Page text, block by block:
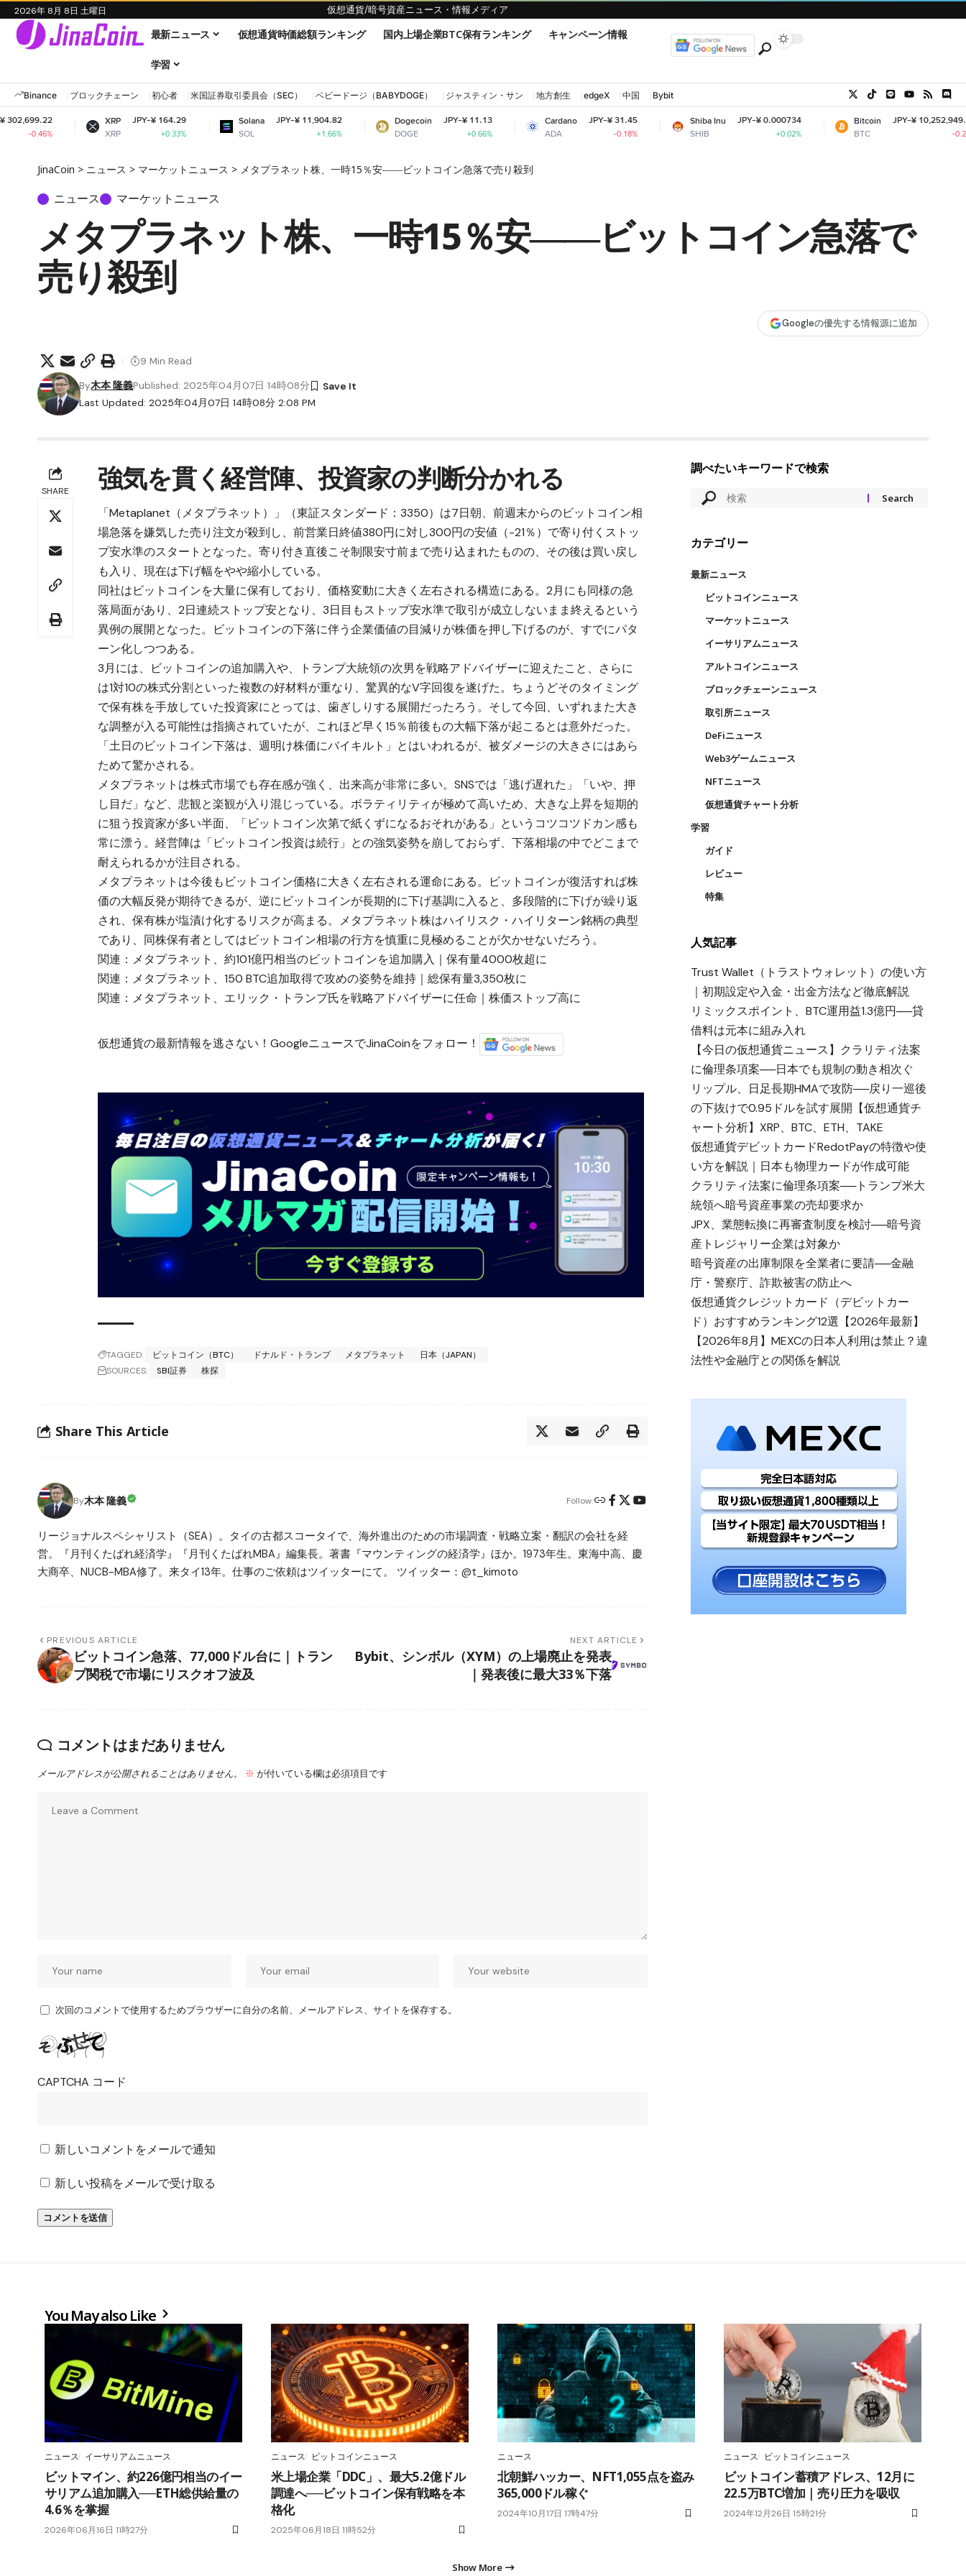
2026年 8月 8日 土曜日 仮想通貨/暗号資産ニュース・情報メディア
最新ニュース 仮想通貨時価総額ランキング 国内上場企業BTC保有ランキング キャンペーン情報
学習
Binance ブロックチェーン 初心者 米国証券取引委員会（SEC） ベビードージ（BABYDOGE） ジャスティン・サン 地方創生 edgeX 中国 Bybit
XRP
XRP
JPY-¥ 164.29
+0.33%
Solana
SOL
JPY-¥ 11,904.82
+1.66%
Dogecoin
DOGE
JPY-¥ 11.13
+0.66%
Cardano
ADA
JPY-¥ 31.45
-0.18%
Shiba Inu
SHIB
JPY-¥ 0.000734
Bitcoin
BTC
JPY-¥ 10,252,949.85
JinaCoin > ニュース > マーケットニュース > メタプラネット株、一時15％安――ビットコイン急落で売り殺到
ニュース マーケットニュース
メタプラネット株、一時15％安――ビットコイン急落で
売り殺到
Googleの優先する情報源に追加
Last Updated: 2025年04月07日 14時08分 2:08 PM
By木本 隆義Published: 2025年04月07日 14時08分
9 Min Read
SHARE 強気を貫く経営陣、投資家の判断分かれる
「Metaplanet（メタプラネット）」（東証スタンダード：3350）は7日朝、前週末からのビットコイン相
場急落を嫌気した売り注文が殺到し、前営業日終値380円に対し300円の安値（-21％）で寄り付くストッ
プ安水準のスタートとなった。寄り付き直後こそ制限安寸前まで売り込まれたものの、その後は買い戻し
も入り、現在は下げ幅をやや縮小している。
同社はビットコインを大量に保有しており、価格変動に大きく左右される構造にある。2月にも同様の急
落局面があり、2日連続ストップ安となり、3日目もストップ安水準で取引が成立しないまま終えるという
異例の展開となった。ビットコインの下落に伴う企業価値の目減りが株価を押し下げるのが、すでにパタ
ーン化しつつある。
3月には、
ビットコインの追加購入や、 トランプ大統領の次男を戦略アドバイザーに迎えたこと、さらに
は1対10の株式分割といった複数の好材料が重なり、驚異的なV字回復を遂げた。ちょうどそのタイミング
で保有株を手放していた投資家にとっては、歯ぎしりする展開だったろう。そして今回、いずれまた大き
な調整が入る可能性は指摘されていたが、これほど早く15％前後もの大幅下落が起こるとは意外だった。
「土日のビットコイン下落は、週明け株価にバイキルト」とはいわれるが、被ダメージの大きさにはあら
ためて驚かされる。
メタプラネットは株式市場でも存在感が強く、出来高が非常に多い。SNSでは「逃げ遅れた」「いや、押
し目だ」など、悲観と楽観が入り混じっている。ボラティリティが極めて高いため、大きな上昇を短期的
に狙う投資家が多い半面、「ビットコイン次第で紙くずになるおそれがある」というコツコツドカン感も
常に漂う。経営陣は「ビットコイン投資は続行」との強気姿勢を崩しておらず、下落相場の中でどこまで
耐えられるかが注目される。
メタプラネットは今後もビットコイン価格に大きく左右される運命にある。ビットコインが復活すれば株
価の大幅反発が期待できるが、逆にビットコインが長期的に下げ基調に入ると、多段階的に下げが繰り返
され、保有株が塩漬け化するリスクが高まる。メタプラネット株はハイリスク・ハイリターン銘柄の典型
であり、同株保有者としてはビットコイン相場の行方を慎重に見極めることが欠かせないだろう。
関連： メタプラネット、約101億円相当のビットコインを追加購入｜保有量4000枚超に
関連： メタプラネット、150 BTC追加取得で攻めの姿勢を維持｜総保有量3,350枚に
関連： メタプラネット、エリック・トランプ氏を戦略アドバイザーに任命｜株価ストップ高に
仮想通貨の最新情報を逃さない！GoogleニュースでJinaCoinをフォロー！
TAGGED: ビットコイン（BTC） ドナルド・トランプ メタプラネット
日本（JAPAN）
SOURCES:
SBI証券 株探
Share This Article
By木本 隆義 Follow:
リージョナルスペシャリスト（SEA）。タイの古都スコータイで、海外進出のための市場調査・戦略立案・翻訳の会社を経
営。『月刊くたばれ経済学』『月刊くたばれMBA』編集長。著書『マウンティングの経済学』ほか。1973年生。東海中高、慶
大商卒、NUCB-MBA修了。来タイ13年。仕事のご依頼はツイッターにて。 ツイッター：@t_kimoto
PREVIOUS ARTICLE
ビットコイン急落、77,000ドル台に｜トラン
プ関税で市場にリスクオフ波及
NEXT ARTICLE
Bybit、シンボル（XYM）の上場廃止を発表
｜発表後に最大33％下落
コメントはまだありません
メールアドレスが公開されることはありません。 ※ が付いている欄は必須項目です
次回のコメントで使用するためブラウザーに自分の名前、メールアドレス、サイトを保存する。
CAPTCHA コード
新しいコメントをメールで通知
新しい投稿をメールで受け取る
調べたいキーワードで検索
カテゴリー
最新ニュース
ビットコインニュース
マーケットニュース
イーサリアムニュース
アルトコインニュース
ブロックチェーンニュース
取引所ニュース
DeFiニュース
Web3ゲームニュース
NFTニュース
仮想通貨チャート分析
学習
ガイド
レビュー
特集
人気記事
Trust Wallet（トラストウォレット）の使い方
｜初期設定や入金・出金方法など徹底解説
リミックスポイント、BTC運用益1.3億円──貸
借料は元本に組み入れ
【今日の仮想通貨ニュース】クラリティ法案
に倫理条項案──日本でも規制の動き相次ぐ
リップル、日足長期HMAで攻防──戻り一巡後
の下抜けで0.95ドルを試す展開【仮想通貨チ
ャート分析】XRP、BTC、ETH、TAKE
仮想通貨デビットカードRedotPayの特徴や使
い方を解説｜日本も物理カードが作成可能
クラリティ法案に倫理条項案──トランプ米大
統領へ暗号資産事業の売却要求か
JPX、業態転換に再審査制度を検討──暗号資
産トレジャリー企業は対象か
暗号資産の出庫制限を全業者に要請──金融
庁・警察庁、詐欺被害の防止へ
仮想通貨クレジットカード（デビットカー
ド）おすすめランキング12選【2026年最新】
【2026年8月】MEXCの日本人利用は禁止？違
法性や金融庁との関係を解説
You May also Like
ニュース イーサリアムニュース
ビットマイン、約226億円相当のイー
サリアム追加購入──ETH総供給量の
4.6％を掌握
2026年06月16日 11時27分
ニュース ビットコインニュース
米上場企業「DDC」、最大5.2億ドル
調達へ──ビットコイン保有戦略を本
格化
2025年06月18日 11時52分
ニュース
北朝鮮ハッカー、NFT1,055点を盗み
365,000ドル稼ぐ
2024年10月17日 17時47分
ニュース ビットコインニュース
ビットコイン蓄積アドレス、12月に
22.5万BTC増加｜売り圧力を吸収
2024年12月26日 15時21分
Show More